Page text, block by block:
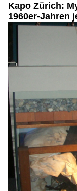
Kapo Zürich:
1960er-Jahren